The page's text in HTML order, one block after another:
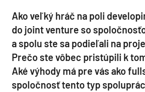
Ako veľký hráč na poli
do joint venture so
a spolu ste sa podieľali na
Prečo ste vôbec pristúpili k
Aké výhody má pre vás ako
spoločnosť tento typ